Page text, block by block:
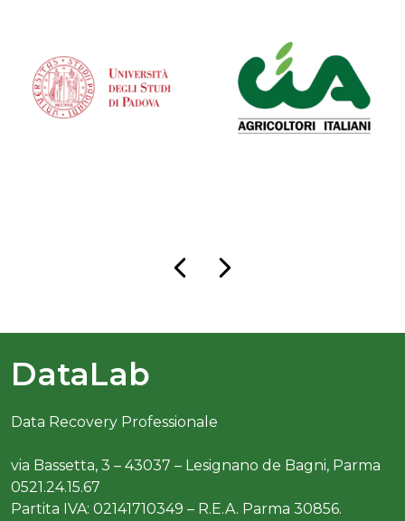
DataLab
Data Recovery Professionale
via Bassetta, 3 – 43037 – Lesignano de Bagni, Parma
0521.24.15.67
Partita IVA: 02141710349 – R.E.A. Parma 30856.